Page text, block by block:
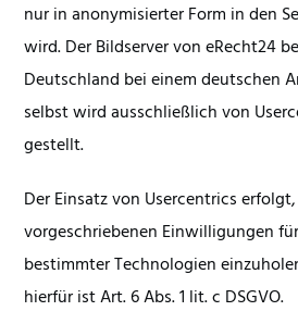
nur in anonymisierter Form in den
wird. Der Bildserver von eRecht24
Deutschland bei einem deutschen
selbst wird ausschließlich von
gestellt.
Der Einsatz von Usercentrics
vorgeschriebenen Einwilligungen
bestimmter Technologien
hierfür ist Art. 6 Abs. 1 lit. c DSGVO.